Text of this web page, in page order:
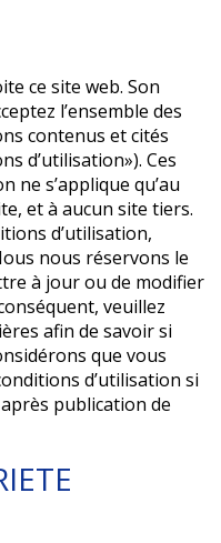
ce site web. Son
l’ensemble des
contenus et cités
d’utilisation»). Ces
ne s’applique qu’au
et à aucun site tiers.
d’utilisation,
nous réservons le
à jour ou de modifier
veuillez
afin de savoir si
que vous
d’utilisation si
publication de